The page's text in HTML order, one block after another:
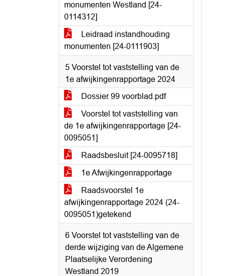
monumenten Westland [24-
0114312]
Leidraad instandhouding
monumenten [24-0111903]
5 Voorstel tot vaststelling van de
1e afwijkingenrapportage 2024
Dossier 99 voorblad.pdf
Voorstel tot vaststelling van
de 1e afwijkingenrapportage [24-
0095051]
Raadsbesluit [24-0095718]
1e Afwijkingenrapportage
Raadsvoorstel 1e
afwijkingenrapportage 2024 (24-
0095051)getekend
6 Voorstel tot vaststelling van de
derde wijziging van de Algemene
Plaatselijke Verordening
Westland 2019